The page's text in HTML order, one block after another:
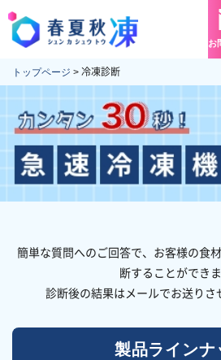
お
トップページ > 冷凍診断
簡単な質問へのご回答で、お客様の食
断することができま
診断後の結果はメールでお送りさ
製品ラインナ